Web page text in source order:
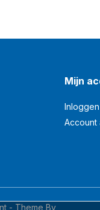
Mijn
Inloggen
Account
- Theme By